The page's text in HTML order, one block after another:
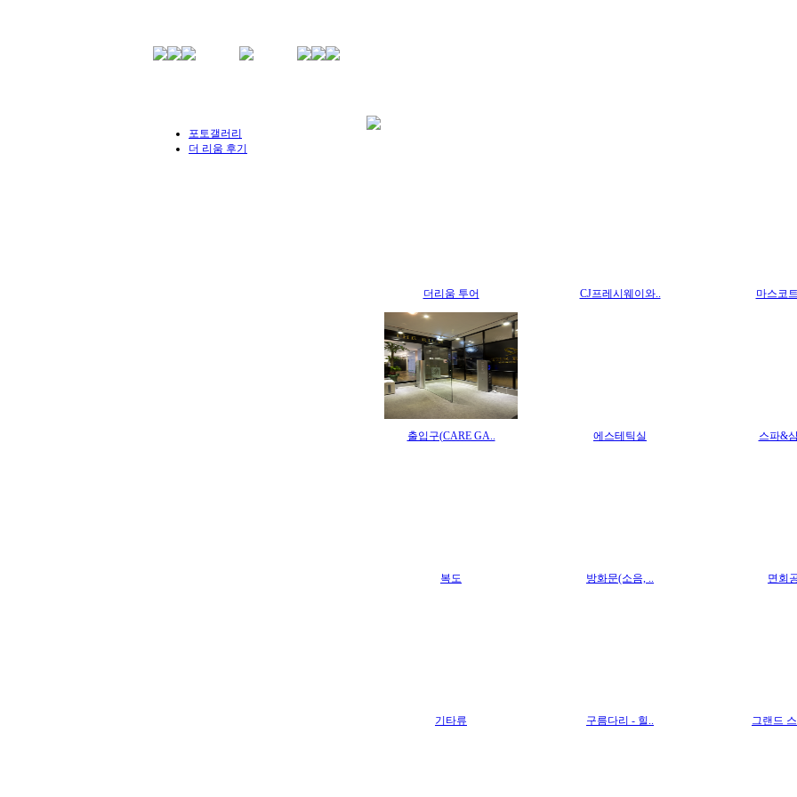
포토갤러리
더 리움 후기
더리움 투어 CJ프레시웨이와.. 마스코
출입구(CARE GA.. 에스테틱실 스파&
복도 방화문(소음, .. 면회
기타류 구름다리 - 힐.. 그랜드